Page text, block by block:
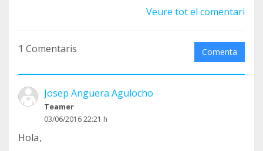
Veure tot el comentari
1 Comentaris Comenta
Josep Anguera Agulocho
Teamer
03/06/2016 22:21 h
Hola,